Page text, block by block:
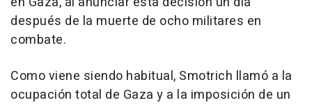
después de la muerte de ocho militares en
combate.
Como viene siendo habitual, Smotrich llamó a la
ocupación total de Gaza y a la imposición de un